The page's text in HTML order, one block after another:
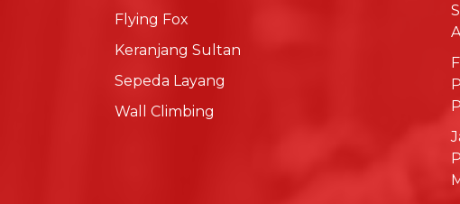
Flying Fox
Keranjang Sultan
Sepeda Layang
Wall Climbing